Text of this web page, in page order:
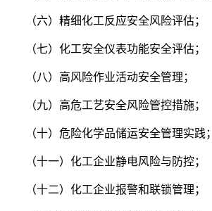
（六）精细化工反应安全风险评估；
（七）化工安全仪表功能安全评估；
（八）高风险作业活动安全管理；
（九）高危工艺安全风险管控措施；
（十）危险化学品储运安全管理实践；
（十一）化工企业静电风险与防控；
（十二）化工企业报警和联锁管理；